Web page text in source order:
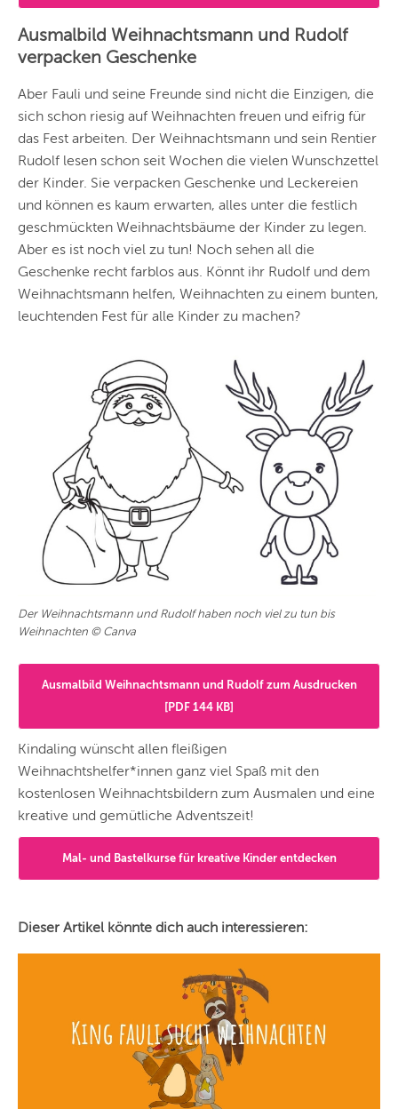
Ausmalbild Weihnachtsmann und Rudolf
verpacken Geschenke
Aber Fauli und seine Freunde sind nicht die Einzigen, die
sich schon riesig auf Weihnachten freuen und eifrig für
das Fest arbeiten. Der Weihnachtsmann und sein Rentier
Rudolf lesen schon seit Wochen die vielen Wunschzettel
der Kinder. Sie verpacken Geschenke und Leckereien
und können es kaum erwarten, alles unter die festlich
geschmückten Weihnachtsbäume der Kinder zu legen.
Aber es ist noch viel zu tun! Noch sehen all die
Geschenke recht farblos aus. Könnt ihr Rudolf und dem
Weihnachtsmann helfen, Weihnachten zu einem bunten,
leuchtenden Fest für alle Kinder zu machen?
Der Weihnachtsmann und Rudolf haben noch viel zu tun bis
Weihnachten © Canva
Ausmalbild Weihnachtsmann und Rudolf zum Ausdrucken
[PDF 144 KB]
Kindaling wünscht allen fleißigen
Weihnachtshelfer*innen ganz viel Spaß mit den
kostenlosen Weihnachtsbildern zum Ausmalen und eine
kreative und gemütliche Adventszeit!
Mal- und Bastelkurse für kreative Kinder entdecken
Dieser Artikel könnte dich auch interessieren: